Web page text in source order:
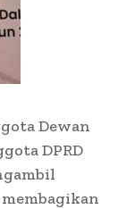
Dewan
DPRD